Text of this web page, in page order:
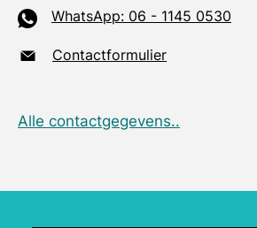
WhatsApp: 06 - 1145 0530
Contactformulier
Alle contactgegevens..